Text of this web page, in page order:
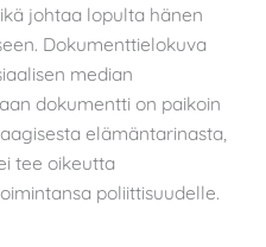
johtaa lopulta hänen
Dokumenttielokuva
median
dokumentti on paikoin
elämäntarinasta,
tee oikeutta
poliittisuudelle.